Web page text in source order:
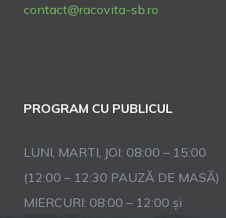
contact@racovita-sb.ro
PROGRAM CU PUBLICUL
LUNI, MARTI, JOI: 08:00 – 15:00
(12:00 – 12:30 PAUZĂ DE MASĂ)
MIERCURI: 08:00 – 12:00 și